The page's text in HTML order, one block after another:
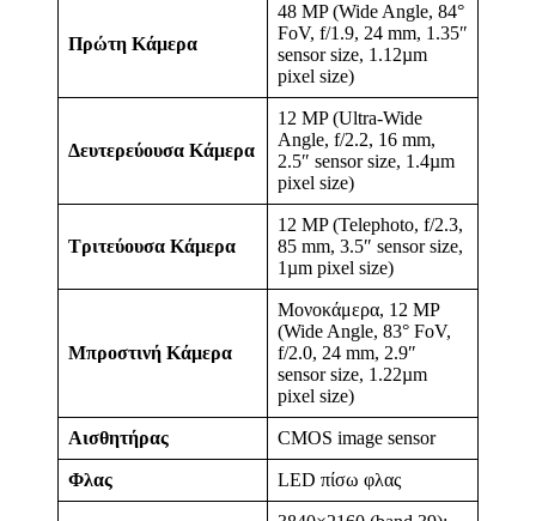
Πρώτη Κάμερα
48 MP (Wide Angle, 84°
FoV, f/1.9, 24 mm, 1.35″
sensor size, 1.12µm
pixel size)
Δευτερεύουσα Κάμερα
12 MP (Ultra-Wide
Angle, f/2.2, 16 mm,
2.5″ sensor size, 1.4µm
pixel size)
Τριτεύουσα Κάμερα
12 MP (Telephoto, f/2.3,
85 mm, 3.5″ sensor size,
1µm pixel size)
Μπροστινή Κάμερα
Μονοκάμερα, 12 MP
(Wide Angle, 83° FoV,
f/2.0, 24 mm, 2.9″
sensor size, 1.22µm
pixel size)
Αισθητήρας CMOS image sensor
Φλας LED πίσω φλας